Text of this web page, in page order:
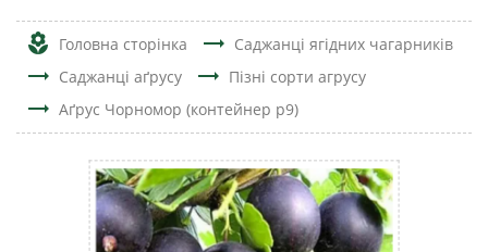
local_florist Головна сторінка trending_flat Саджанці ягідних чагарників
trending_flat Саджанці аґрусу trending_flat Пізні сорти агрусу
trending_flat Аґрус Чорномор (контейнер р9)